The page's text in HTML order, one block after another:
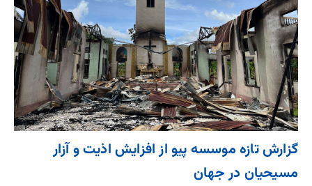
گزارش تازه موسسه پیو از افزایش اذیت و آزار
مسیحیان در جهان